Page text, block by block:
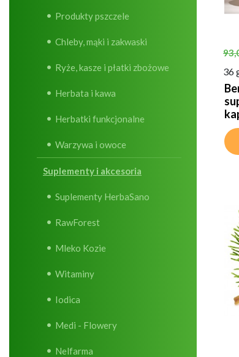
Produkty pszczele
Chleby, mąki i zakwaski
Ryże, kasze i płatki zbożowe
Herbata i kawa
Herbatki funkcjonalne
Warzywa i owoce
Suplementy i akcesoria
Suplementy HerbaSano
RawForest
Mleko Kozie
Witaminy
Iodica
Medi - Flowery
Nelfarma
36